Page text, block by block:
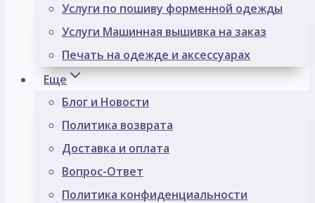
Услуги по пошиву форменной одежды
Услуги Машинная вышивка на заказ
Печать на одежде и аксессуарах
Еще
Блог и Новости
Политика возврата
Доставка и оплата
Вопрос-Ответ
Политика конфиденциальности